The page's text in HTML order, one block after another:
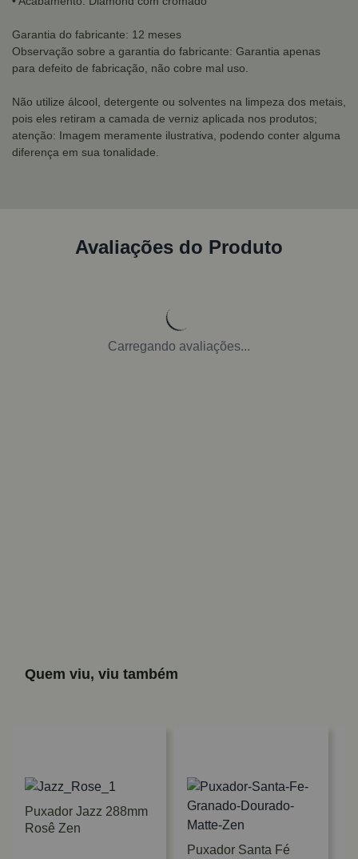
Garantia do fabricante: 12 meses
Observação sobre a garantia do fabricante: Garantia apenas
para defeito de fabricação, não cobre mal uso.
Não utilize álcool, detergente ou solventes na limpeza dos metais,
pois eles retiram a camada de verniz aplicada nos produtos;
atenção: Imagem meramente ilustrativa, podendo conter alguma
diferença em sua tonalidade.
Avaliações do Produto
Carregando avaliações...
Quem viu, viu também
Puxador Jazz 288mm
Rosê Zen
Puxador Santa Fé